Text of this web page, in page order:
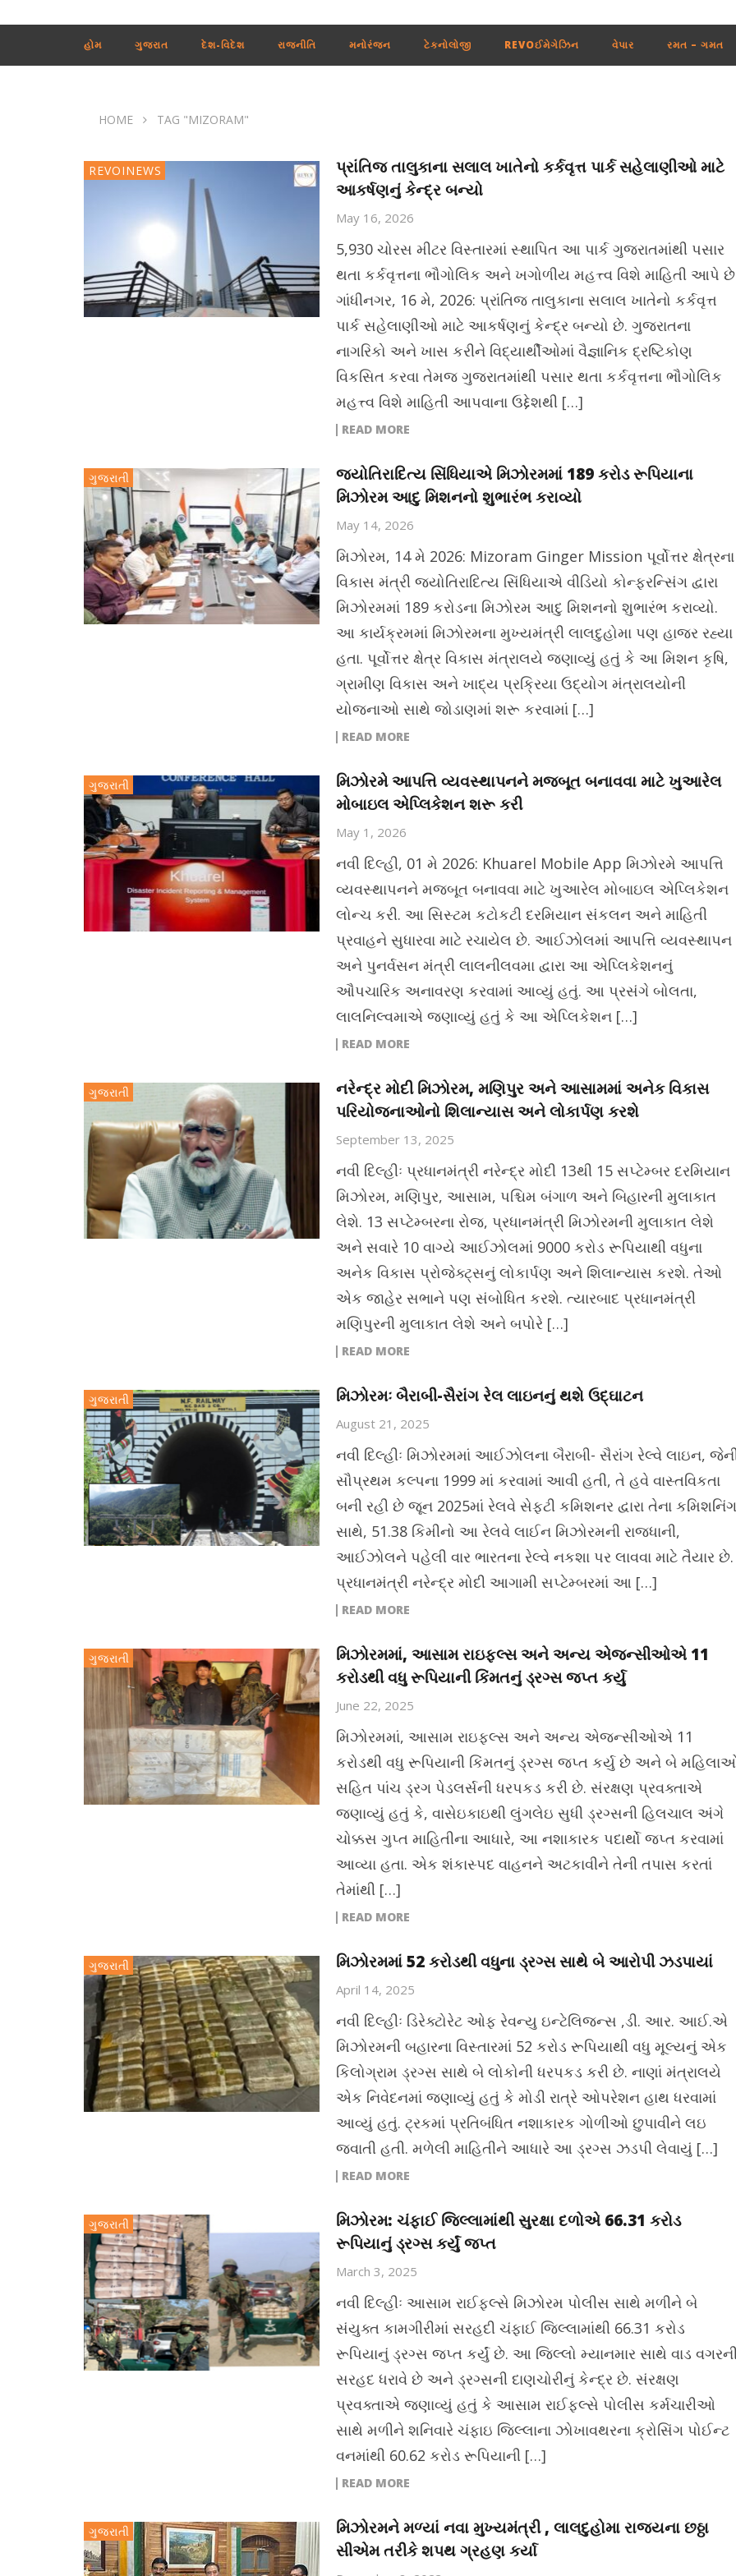
હોમ ગુજરાત દેશ-વિદેશ રાજનીતિ મનોરંજન ટેકનોલોજી REVOઈમેગેઝિન વેપાર રમત – ગમત
HOME TAG "MIZORAM"
REVOINEWS
પ્રાંતિજ તાલુકાના સલાલ ખાતેનો કર્કવૃત્ત પાર્ક સહેલાણીઓ માટે
આકર્ષણનું કેન્દ્ર બન્યો
May 16, 2026
5,930 ચોરસ મીટર વિસ્તારમાં સ્થાપિત આ પાર્ક ગુજરાતમાંથી પસાર
થતા કર્કવૃત્તના ભૌગોલિક અને ખગોળીય મહત્ત્વ વિશે માહિતી આપે છે
ગાંધીનગર, 16 મે, 2026: પ્રાંતિજ તાલુકાના સલાલ ખાતેનો કર્કવૃત્ત
પાર્ક સહેલાણીઓ માટે આકર્ષણનું કેન્દ્ર બન્યો છે. ગુજરાતના
નાગરિકો અને ખાસ કરીને વિદ્યાર્થીઓમાં વૈજ્ઞાનિક દ્રષ્ટિકોણ
વિકસિત કરવા તેમજ ગુજરાતમાંથી પસાર થતા કર્કવૃત્તના ભૌગોલિક
મહત્ત્વ વિશે માહિતી આપવાના ઉદ્દેશથી […]
READ MORE
ગુજરાતી
જ્યોતિરાદિત્ય સિંધિયાએ મિઝોરમમાં 189 કરોડ રૂપિયાના
મિઝોરમ આદુ મિશનનો શુભારંભ કરાવ્યો
May 14, 2026
મિઝોરમ, 14 મે 2026: Mizoram Ginger Mission પૂર્વોત્તર ક્ષેત્રના
વિકાસ મંત્રી જ્યોતિરાદિત્ય સિંધિયાએ વીડિયો કોન્ફરન્સિંગ દ્વારા
મિઝોરમમાં 189 કરોડના મિઝોરમ આદુ મિશનનો શુભારંભ કરાવ્યો.
આ કાર્યક્રમમાં મિઝોરમના મુખ્યમંત્રી લાલદુહોમા પણ હાજર રહ્યા
હતા. પૂર્વોત્તર ક્ષેત્ર વિકાસ મંત્રાલયે જણાવ્યું હતું કે આ મિશન કૃષિ,
ગ્રામીણ વિકાસ અને ખાદ્ય પ્રક્રિયા ઉદ્યોગ મંત્રાલયોની
યોજનાઓ સાથે જોડાણમાં શરૂ કરવામાં […]
READ MORE
ગુજરાતી
મિઝોરમે આપત્તિ વ્યવસ્થાપનને મજબૂત બનાવવા માટે ખુઆરેલ
મોબાઇલ એપ્લિકેશન શરૂ કરી
May 1, 2026
નવી દિલ્હી, 01 મે 2026: Khuarel Mobile App મિઝોરમે આપત્તિ
વ્યવસ્થાપનને મજબૂત બનાવવા માટે ખુઆરેલ મોબાઇલ એપ્લિકેશન
લોન્ચ કરી. આ સિસ્ટમ કટોકટી દરમિયાન સંકલન અને માહિતી
પ્રવાહને સુધારવા માટે રચાયેલ છે. આઈઝોલમાં આપત્તિ વ્યવસ્થાપન
અને પુનર્વસન મંત્રી લાલનીલવમા દ્વારા આ એપ્લિકેશનનું
ઔપચારિક અનાવરણ કરવામાં આવ્યું હતું. આ પ્રસંગે બોલતા,
લાલનિલ્વમાએ જણાવ્યું હતું કે આ એપ્લિકેશન […]
READ MORE
ગુજરાતી
નરેન્દ્ર મોદી મિઝોરમ, મણિપુર અને આસામમાં અનેક વિકાસ
પરિયોજનાઓનો શિલાન્યાસ અને લોકાર્પણ કરશે
September 13, 2025
નવી દિલ્હીઃ પ્રધાનમંત્રી નરેન્દ્ર મોદી 13થી 15 સપ્ટેમ્બર દરમિયાન
મિઝોરમ, મણિપુર, આસામ, પશ્ચિમ બંગાળ અને બિહારની મુલાકાત
લેશે. 13 સપ્ટેમ્બરના રોજ, પ્રધાનમંત્રી મિઝોરમની મુલાકાત લેશે
અને સવારે 10 વાગ્યે આઈઝોલમાં 9000 કરોડ રૂપિયાથી વધુના
અનેક વિકાસ પ્રોજેક્ટ્સનું લોકાર્પણ અને શિલાન્યાસ કરશે. તેઓ
એક જાહેર સભાને પણ સંબોધિત કરશે. ત્યારબાદ પ્રધાનમંત્રી
મણિપુરની મુલાકાત લેશે અને બપોરે […]
READ MORE
ગુજરાતી મિઝોરમઃ બૈરાબી-સૈરાંગ રેલ લાઇનનું થશે ઉદ્ઘાટન
August 21, 2025
નવી દિલ્હીઃ મિઝોરમમાં આઈઝોલના બૈરાબી- સૈરાંગ રેલ્વે લાઇન,
સૌપ્રથમ કલ્પના 1999 માં કરવામાં આવી હતી, તે હવે વાસ્તવિકતા
બની રહી છે જૂન 2025માં રેલવે સેફ્ટી કમિશનર દ્વારા તેના કમિશનિંગ
સાથે, 51.38 કિમીનો આ રેલવે લાઈન મિઝોરમની રાજધાની,
આઈઝોલને પહેલી વાર ભારતના રેલ્વે નકશા પર લાવવા માટે તૈયાર છે.
પ્રધાનમંત્રી નરેન્દ્ર મોદી આગામી સપ્ટેમ્બરમાં આ […]
READ MORE
ગુજરાતી
મિઝોરમમાં, આસામ રાઇફલ્સ અને અન્ય એજન્સીઓએ 11
કરોડથી વધુ રૂપિયાની કિંમતનું ડ્રગ્સ જપ્ત કર્યુ
June 22, 2025
મિઝોરમમાં, આસામ રાઇફલ્સ અને અન્ય એજન્સીઓએ 11
કરોડથી વધુ રૂપિયાની કિંમતનું ડ્રગ્સ જપ્ત કર્યુ છે અને બે
સહિત પાંચ ડ્રગ પેડલર્સની ધરપકડ કરી છે. સંરક્ષણ પ્રવક્તાએ
જણાવ્યું હતું કે, વાસેઇકાઇથી લુંગલેઇ સુધી ડ્રગ્સની હિલચાલ અંગે
ચોક્કસ ગુપ્ત માહિતીના આધારે, આ નશાકારક પદાર્થો જપ્ત કરવામાં
આવ્યા હતા. એક શંકાસ્પદ વાહનને અટકાવીને તેની તપાસ કરતાં
તેમાંથી […]
READ MORE
ગુજરાતી મિઝોરમમાં 52 કરોડથી વધુના ડ્રગ્સ સાથે બે આરોપી ઝડપાયાં
April 14, 2025
નવી દિલ્હીઃ ડિરેક્ટોરેટ ઓફ રેવન્યુ ઇન્ટેલિજન્સ ,ડી. આર. આઈ.એ
મિઝોરમની બહારના વિસ્તારમાં 52 કરોડ રૂપિયાથી વધુ મૂલ્યનું એક
કિલોગ્રામ ડ્રગ્સ સાથે બે લોકોની ધરપકડ કરી છે. નાણાં મંત્રાલયે
એક નિવેદનમાં જણાવ્યું હતું કે મોડી રાત્રે ઓપરેશન હાથ ધરવામાં
આવ્યું હતું. ટ્રકમાં પ્રતિબંધિત નશાકારક ગોળીઓ છુપાવીને લઇ
જવાતી હતી. મળેલી માહિતીને આધારે આ ડ્રગ્સ ઝડપી લેવાયું […]
READ MORE
ગુજરાતી
મિઝોરમ: ચંફાઈ જિલ્લામાંથી સુરક્ષા દળોએ 66.31 કરોડ
રૂપિયાનું ડ્રગ્સ કર્યું જપ્ત
March 3, 2025
નવી દિલ્હીઃ આસામ રાઈફલ્સે મિઝોરમ પોલીસ સાથે મળીને બે
સંયુક્ત કામગીરીમાં સરહદી ચંફાઈ જિલ્લામાંથી 66.31 કરોડ
રૂપિયાનું ડ્રગ્સ જપ્ત કર્યું છે. આ જિલ્લો મ્યાનમાર સાથે વાડ
સરહદ ધરાવે છે અને ડ્રગ્સની દાણચોરીનું કેન્દ્ર છે. સંરક્ષણ
પ્રવક્તાએ જણાવ્યું હતું કે આસામ રાઈફલ્સે પોલીસ કર્મચારીઓ
સાથે મળીને શનિવારે ચંફાઇ જિલ્લાના ઝોખાવથરના ક્રોસિંગ પોઈન્ટ
વનમાંથી 60.62 કરોડ રૂપિયાની […]
READ MORE
ગુજરાતી
મિઝોરમને મળ્યાં નવા મુખ્યમંત્રી , લાલદુહોમા રાજ્યના છઠ્ઠા
સીએમ તરીકે શપથ ગ્રહણ કર્યા